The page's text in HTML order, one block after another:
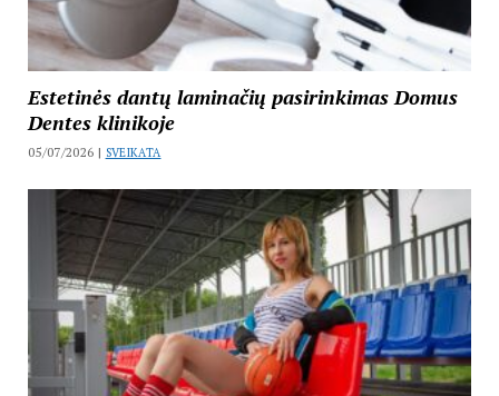
Estetinės dantų laminačių pasirinkimas Domus
Dentes klinikoje
05/07/2026 | SVEIKATA